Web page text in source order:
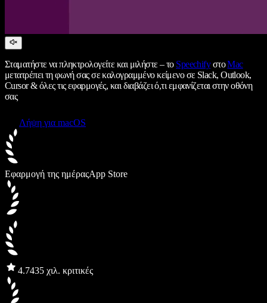
Σταματήστε να πληκτρολογείτε και μιλήστε – το SpeechifyστοMac
μετατρέπει τη φωνή σας σε καλογραμμένο κείμενο σε Slack, Outlook,
Cursor & όλες τις εφαρμογές, και διαβάζει ό,τι εμφανίζεται στην οθόνη
σας
Λήψη για macOS
Εφαρμογή της ημέραςApp Store
4.7435 χιλ. κριτικές